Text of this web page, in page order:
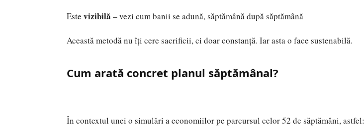
Este vizibilă – vezi cum banii se adună, săptămână după săptămână
Această metodă nu îți cere sacrificii, ci doar constanță. Iar asta o face sustenabilă.
Cum arată concret planul săptămânal?
În contextul unei o simulări a economiilor pe parcursul celor 52 de săptămâni, astfel: